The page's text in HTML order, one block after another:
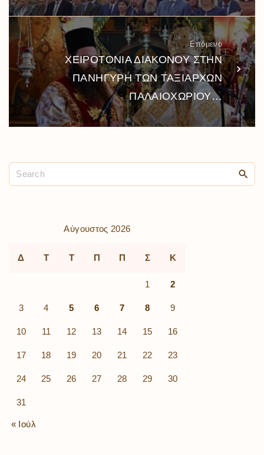
Επόμενο
ΧΕΙΡΟΤΟΝΙΑ ΔΙΑΚΟΝΟΥ ΣΤΗΝ
ΠΑΝΗΓΥΡΗ ΤΩΝ ΤΑΞΙΑΡΧΩΝ
ΠΑΛΑΙΟΧΩΡΙΟΥ…
Αύγουστος 2026
Δ Τ Τ Π Π Σ Κ
1 2
3 4 5 6 7 8 9
10 11 12 13 14 15 16
17 18 19 20 21 22 23
24 25 26 27 28 29 30
31
« Ιούλ